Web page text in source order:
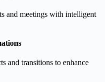
and meetings with intelligent
and transitions to enhance